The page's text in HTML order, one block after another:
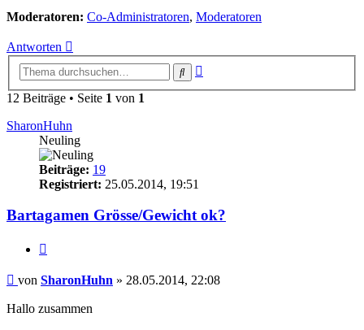
Moderatoren: Co-Administratoren, Moderatoren
Antworten
Suche
12 Beiträge • Seite 1 von 1
SharonHuhn
Neuling
Beiträge: 19
Registriert: 25.05.2014, 19:51
Bartagamen Grösse/Gewicht ok?
Beitrag
von SharonHuhn » 28.05.2014, 22:08
Hallo zusammen